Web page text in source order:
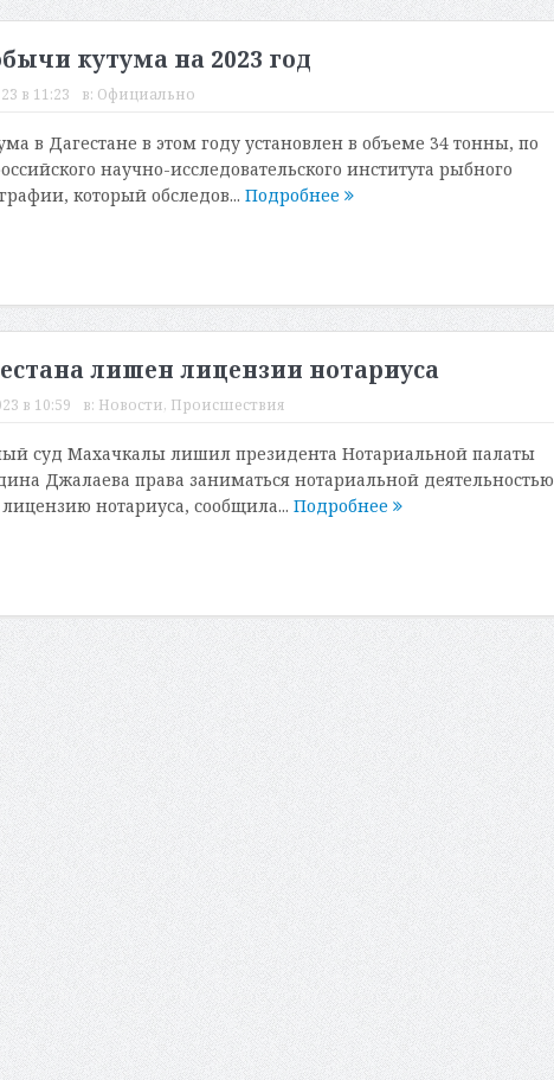
кутума на 2023 год
в 11:23 в: Официально
в Дагестане в этом году установлен в объеме 34 тонны, по
научно-исследовательского института рыбного
который обследов... Подробнее
лишен лицензии нотариуса
в 10:59 в: Новости, Происшествия
суд Махачкалы лишил президента Нотариальной палаты
Джалаева права заниматься нотариальной деятельностью
нотариуса, сообщила... Подробнее